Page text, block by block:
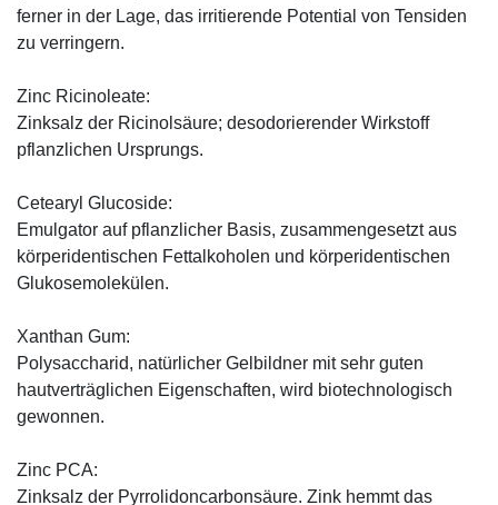
ferner in der Lage, das irritierende Potential von Tensiden
zu verringern.
Zinc Ricinoleate:
Zinksalz der Ricinolsäure; desodorierender Wirkstoff
pflanzlichen Ursprungs.
Cetearyl Glucoside:
Emulgator auf pflanzlicher Basis, zusammengesetzt aus
körperidentischen Fettalkoholen und körperidentischen
Glukosemolekülen.
Xanthan Gum:
Polysaccharid, natürlicher Gelbildner mit sehr guten
hautverträglichen Eigenschaften, wird biotechnologisch
gewonnen.
Zinc PCA:
Zinksalz der Pyrrolidoncarbonsäure. Zink hemmt das